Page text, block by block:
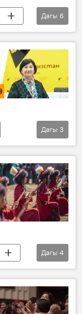
Дагы 6
Дагы 3
Дагы 4